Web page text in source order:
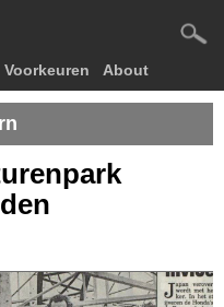
Voorkeuren About